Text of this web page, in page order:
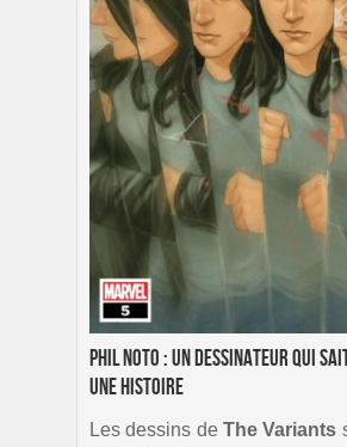
Phil Noto : un dessinateur qui
une histoire
Les dessins de The Variants